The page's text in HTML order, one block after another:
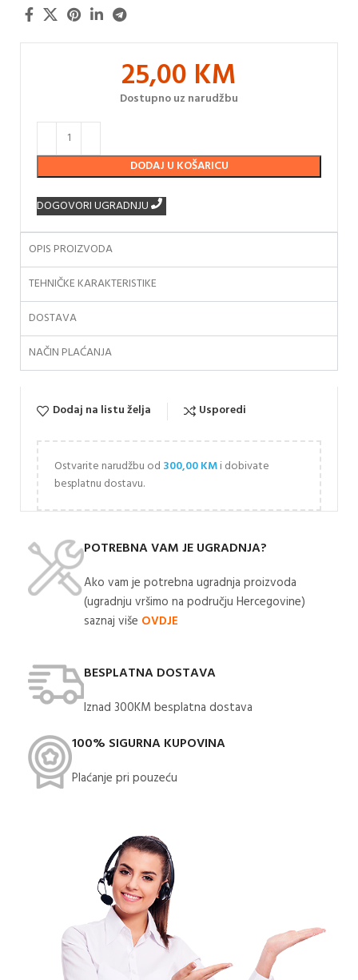
25,00 KM
Dostupno uz narudžbu
DODAJ U KOŠARICU
DOGOVORI UGRADNJU
OPIS PROIZVODA
TEHNIČKE KARAKTERISTIKE
DOSTAVA
NAČIN PLAĆANJA
Dodaj na listu želja Usporedi
Ostvarite narudžbu od 300,00KMi dobivate
besplatnu dostavu.
POTREBNA VAM JE UGRADNJA?
Ako vam je potrebna ugradnja proizvoda
(ugradnju vršimo na području Hercegovine)
saznaj više OVDJE
BESPLATNA DOSTAVA
Iznad 300KM besplatna dostava​
100% SIGURNA KUPOVINA
Plaćanje pri pouzeću